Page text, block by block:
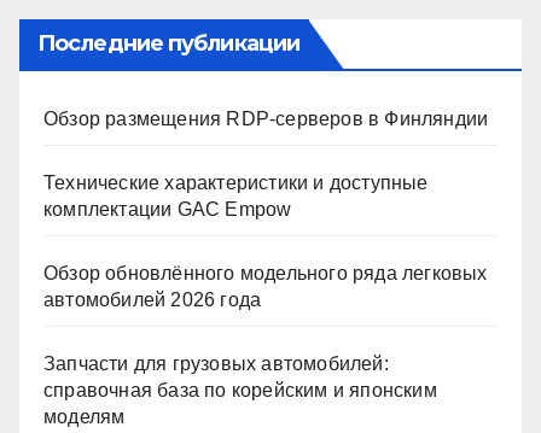
Последние публикации
Обзор размещения RDP-серверов в Финляндии
Технические характеристики и доступные
комплектации GAC Empow
Обзор обновлённого модельного ряда легковых
автомобилей 2026 года
Запчасти для грузовых автомобилей:
справочная база по корейским и японским
моделям